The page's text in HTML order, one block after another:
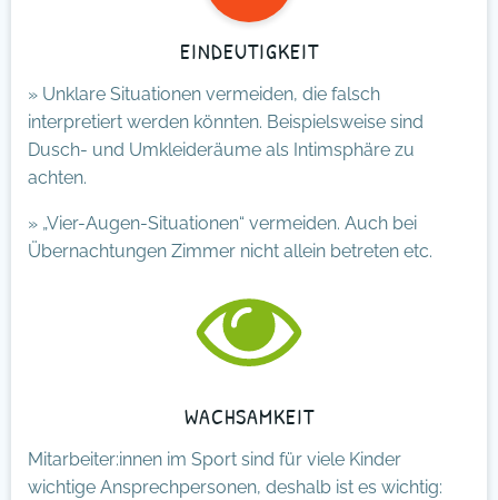
EINDEUTIGKEIT
» Unklare Situationen vermeiden, die falsch
interpretiert werden könnten. Beispielsweise sind
Dusch- und Umkleideräume als Intimsphäre zu
achten.
» „Vier-Augen-Situationen“ vermeiden. Auch bei
Übernachtungen Zimmer nicht allein betreten etc.
WACHSAMKEIT
Mitarbeiter:innen im Sport sind für viele Kinder
wichtige Ansprechpersonen, deshalb ist es wichtig: